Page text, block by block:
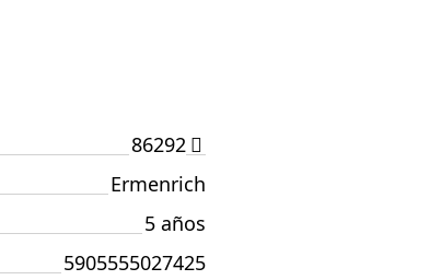
86292
Ermenrich
5 años
5905555027425